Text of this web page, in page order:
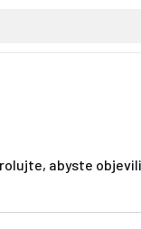
abyste objevili